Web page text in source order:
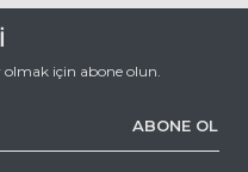
için abone olun.
ABONE OL